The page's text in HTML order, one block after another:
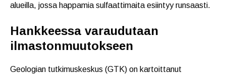
alueilla, jossa happamia sulfaattimaita esiintyy runsaasti.
Hankkeessa varaudutaan
ilmastonmuutokseen
Geologian tutkimuskeskus (GTK) on kartoittanut